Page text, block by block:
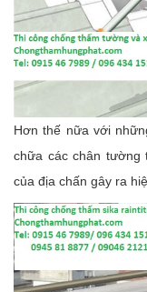
Hơn thế nữa với
chữa các chân tường
của địa chấn gây ra